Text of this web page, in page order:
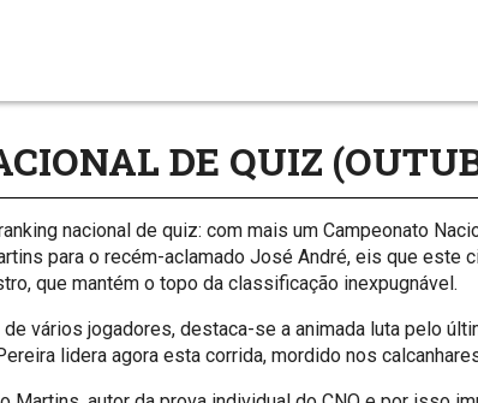
DE QUIZ
nacional de quiz: com mais um Campeonato
para o recém-aclamado José André, eis que este
que mantém o topo da classificação inexpugnável.
vários jogadores, destaca-se a animada luta pelo
lidera agora esta corrida, mordido nos